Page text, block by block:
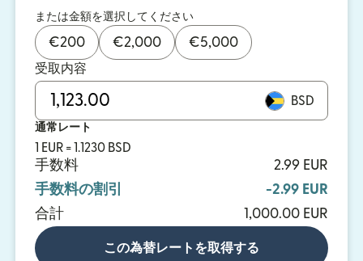
または金額を選択してください
€200 €2,000 €5,000
受取内容
BSD
通常レート
1 EUR = 1.1230 BSD
手数料
2.99 EUR
手数料の割引
-2.99 EUR
合計
1,000.00 EUR
この為替レートを取得する